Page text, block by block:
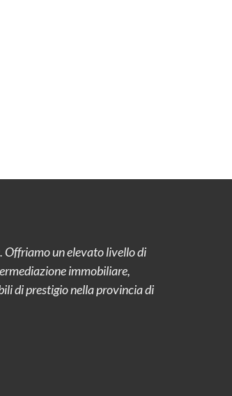
Offriamo un elevato livello di
immobiliare,
di prestigio nella provincia di